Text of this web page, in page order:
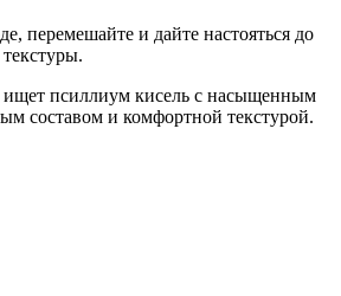
перемешайте и дайте настояться до
ищет псиллиум кисель с насыщенным
составом и комфортной текстурой.